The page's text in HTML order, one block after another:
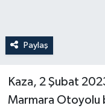
Paylaş
Kaza, 2 Şubat
Marmara Otoyolu